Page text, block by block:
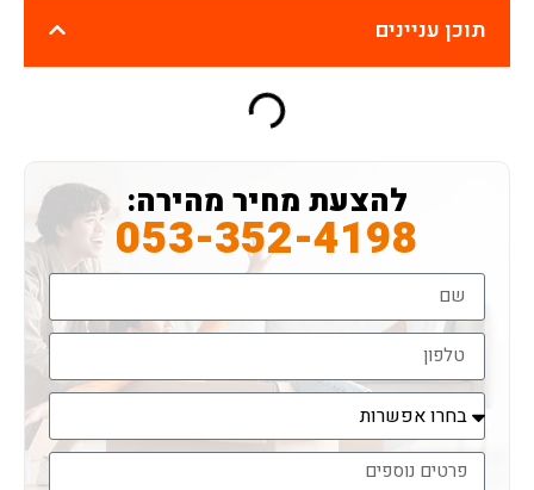
תוכן עניינים
להצעת מחיר מהירה:
053-352-4198